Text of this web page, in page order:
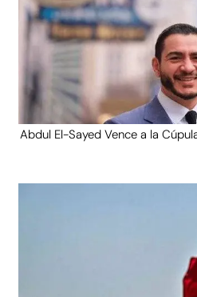
Abdul El-Sayed Vence a la